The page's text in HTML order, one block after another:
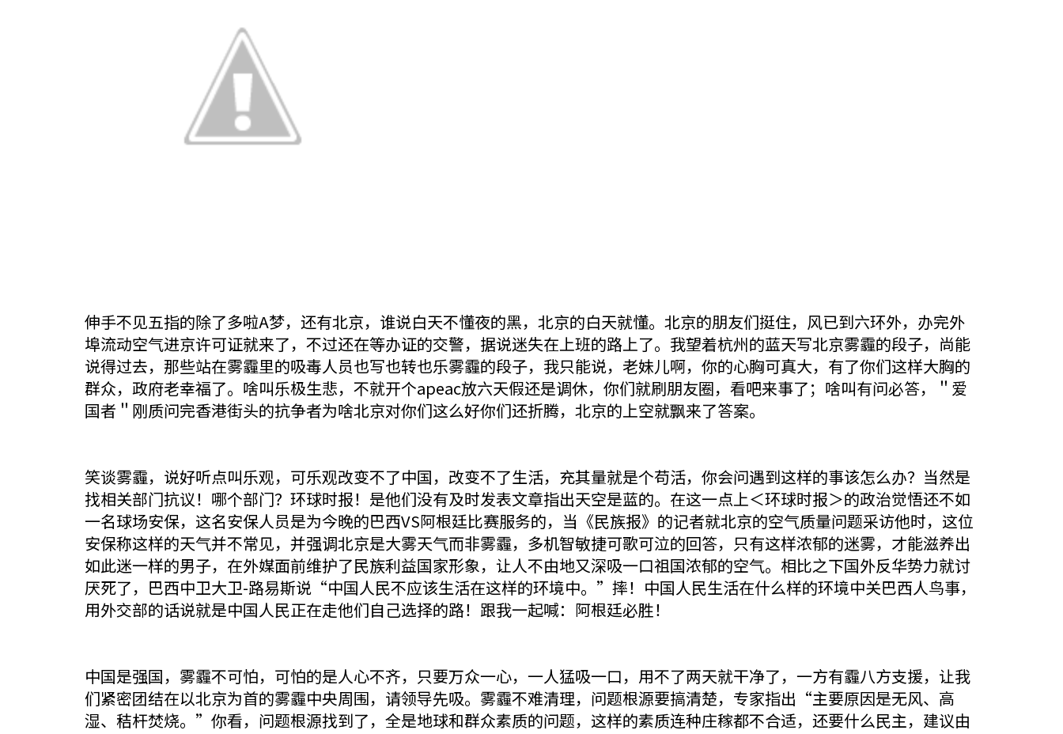
伸手不见五指的除了多啦A梦，还有北京，谁说白天不懂夜的黑，北京的白天就懂。北京的朋友们挺住，风已到六环外，办完外
埠流动空气进京许可证就来了，不过还在等办证的交警，据说迷失在上班的路上了。我望着杭州的蓝天写北京雾霾的段子，尚能
说得过去，那些站在雾霾里的吸毒人员也写也转也乐雾霾的段子，我只能说，老妹儿啊，你的心胸可真大，有了你们这样大胸的
群众，政府老幸福了。啥叫乐极生悲，不就开个apeac放六天假还是调休，你们就刷朋友圈，看吧来事了；啥叫有问必答，＂爱
国者＂刚质问完香港街头的抗争者为啥北京对你们这么好你们还折腾，北京的上空就飘来了答案。
笑谈雾霾，说好听点叫乐观，可乐观改变不了中国，改变不了生活，充其量就是个苟活，你会问遇到这样的事该怎么办？当然是
找相关部门抗议！哪个部门？环球时报！是他们没有及时发表文章指出天空是蓝的。在这一点上＜环球时报＞的政治觉悟还不如
一名球场安保，这名安保人员是为今晚的巴西VS阿根廷比赛服务的，当《民族报》的记者就北京的空气质量问题采访他时，这位
安保称这样的天气并不常见，并强调北京是大雾天气而非雾霾，多机智敏捷可歌可泣的回答，只有这样浓郁的迷雾，才能滋养出
如此迷一样的男子，在外媒面前维护了民族利益国家形象，让人不由地又深吸一口祖国浓郁的空气。相比之下国外反华势力就讨
厌死了，巴西中卫大卫-路易斯说“中国人民不应该生活在这样的环境中。”摔！中国人民生活在什么样的环境中关巴西人鸟事，
用外交部的话说就是中国人民正在走他们自己选择的路！跟我一起喊：阿根廷必胜！
中国是强国，雾霾不可怕，可怕的是人心不齐，只要万众一心，一人猛吸一口，用不了两天就干净了，一方有霾八方支援，让我
们紧密团结在以北京为首的雾霾中央周围，请领导先吸。雾霾不难清理，问题根源要搞清楚，专家指出“主要原因是无风、高
湿、秸杆焚烧。”你看，问题根源找到了，全是地球和群众素质的问题，这样的素质连种庄稼都不合适，还要什么民主，建议由